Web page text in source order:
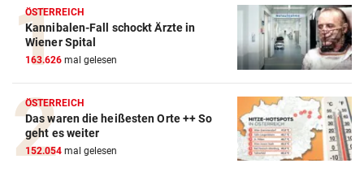
ÖSTERREICH
Kannibalen-Fall schockt Ärzte in
Wiener Spital
163.626 mal gelesen
ÖSTERREICH
Das waren die heißesten Orte ++ So
geht es weiter
152.054 mal gelesen